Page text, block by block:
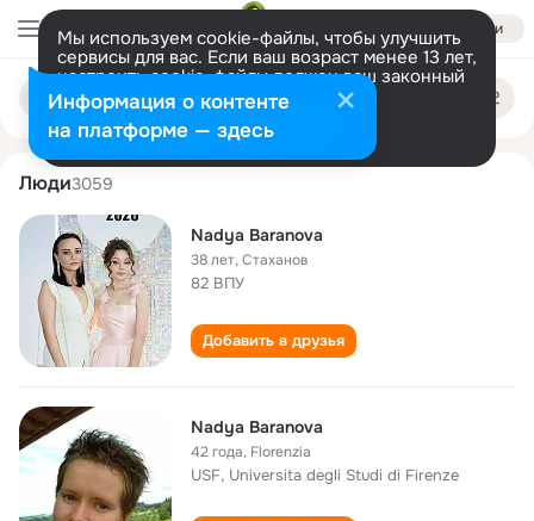
Войти
Мы используем cookie-файлы, чтобы улучшить
сервисы для вас. Если ваш возраст менее 13 лет,
настроить cookie-файлы должен ваш законный
представитель. Больше информации
Разрешить все Настроить
Поиск
людям
nadya baranova
Люди3059
Nadya Baranova
38 лет,Стаханов
82 ВПУ
Добавить в друзья
Nadya Baranova
42 года, Florenzia
USF, Universita degli Studi di Firenze
Информация о контенте
на платформе — здесь